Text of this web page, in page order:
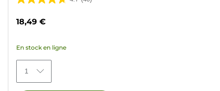
4.7
40
avis
18,49 €
En stock en ligne
1